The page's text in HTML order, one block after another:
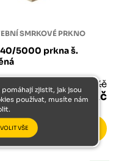
SMRKOVÉ PRKNO
5000 prkna š.
187 Kč
168 Kč
zjistit, jak jsou
používat, musíte nám